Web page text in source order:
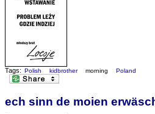
Tags: Polish kidbrother morning Poland
ech sinn de moien